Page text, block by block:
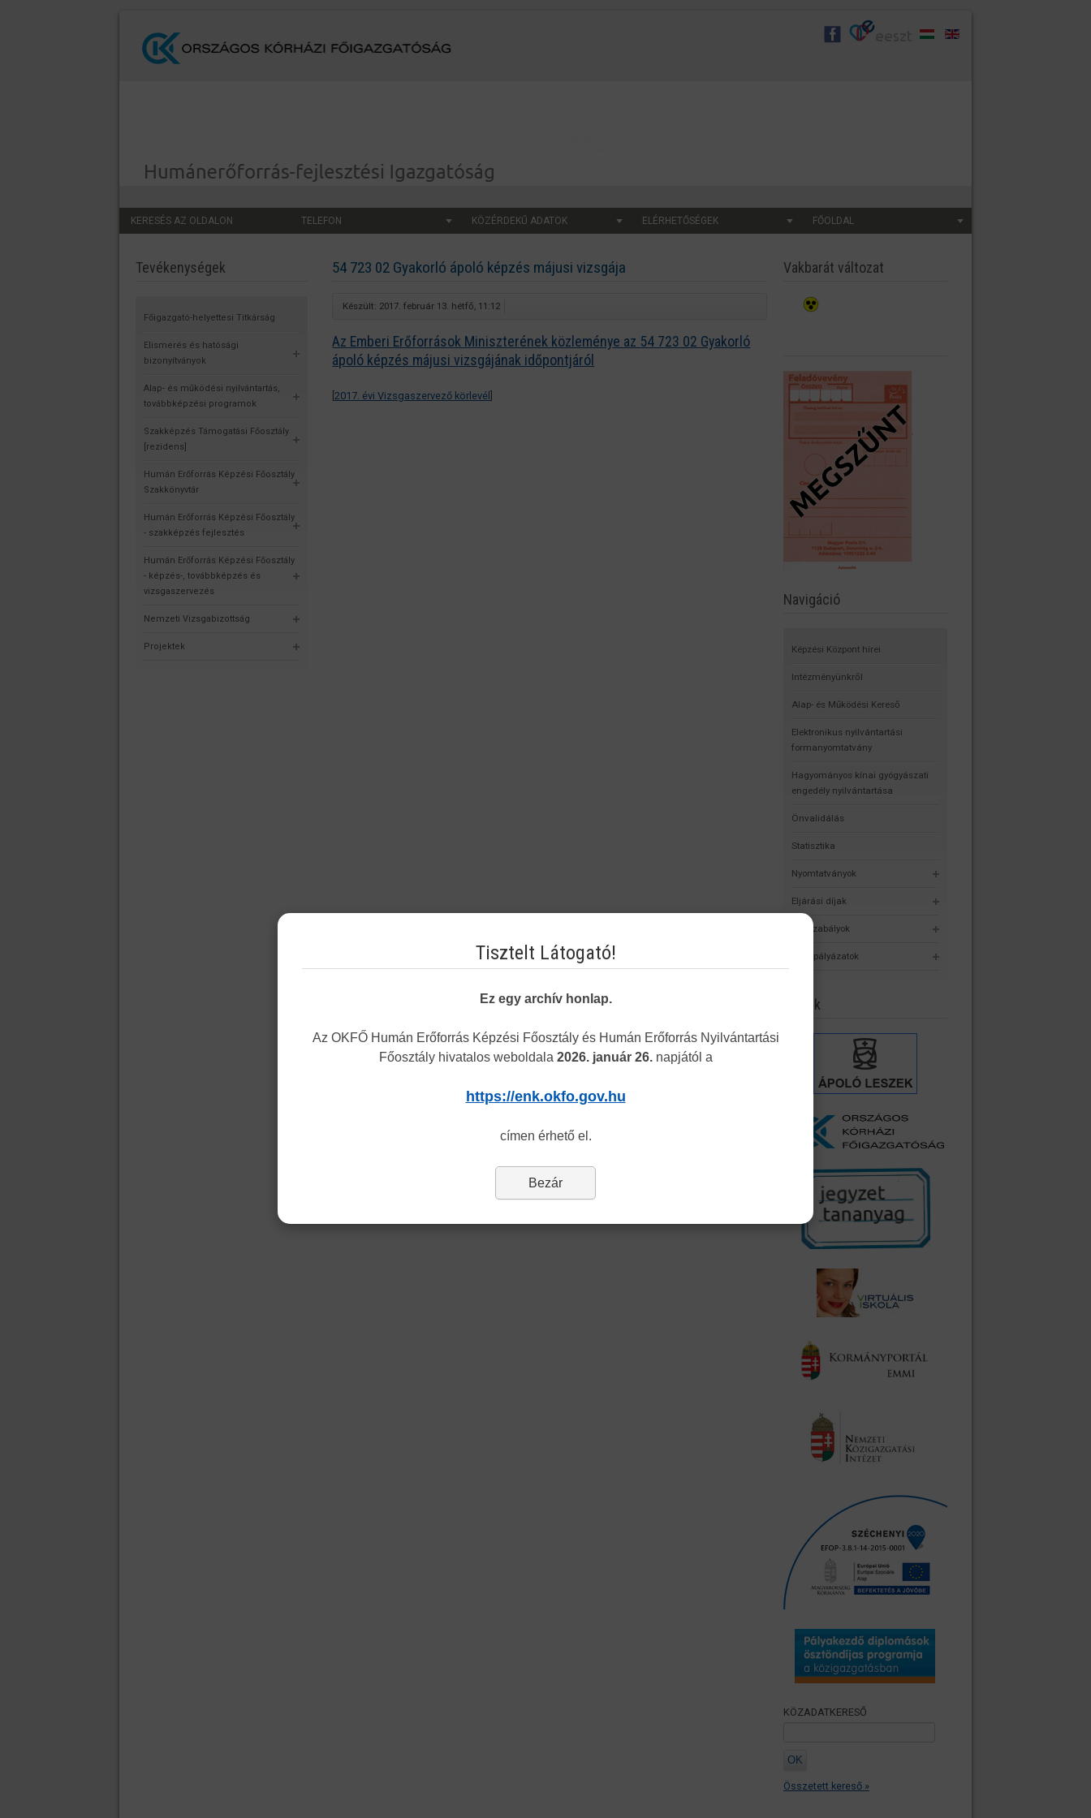
KERESÉS AZ OLDALON TELEFON KÖZÉRDEKŰ ADATOK ELÉRHETŐSÉGEK FŐOLDAL
Tevékenységek
Főigazgató-helyettesi Titkárság
Elismerés és hatósági
bizonyítványok
Alap- és működési nyilvántartás,
továbbképzési programok
Szakképzés Támogatási Főosztály
[rezidens]
Humán Erőforrás Képzési Főosztály
Szakkönyvtár
Humán Erőforrás Képzési Főosztály
- szakképzés fejlesztés
Humán Erőforrás Képzési Főosztály
- képzés-, továbbképzés és
vizsgaszervezés
Nemzeti Vizsgabizottság
Projektek
54 723 02 Gyakorló ápoló képzés májusi vizsgája
Készült: 2017. február 13. hétfő, 11:12
Az Emberi Erőforrások Miniszterének közleménye az 54 723 02 Gyakorló
ápoló képzés májusi vizsgájának időpontjáról
[2017. évi Vizsgaszervező körlevél
Vakbarát változat
Navigáció
Képzési Központ hírei
Intézményünkről
Alap- és Működési Kereső
Elektronikus nyilvántartási
formanyomtatvány
Hagyományos kínai gyógyászati
engedély nyilvántartása
Önvalidálás
Statisztika
Nyomtatványok
Eljárási díjak
Jogszabályok
Álláspályázatok
Linkek
KÖZADATKERESŐ
Összetett kereső »
Tisztelt Látogató!
Ez egy archív honlap.
Az OKFŐ Humán Erőforrás Képzési Főosztály és Humán Erőforrás Nyilvántartási
Főosztály hivatalos weboldala 2026. január 26.napjától a
https://enk.okfo.gov.hu
címen érhető el.
Bezár